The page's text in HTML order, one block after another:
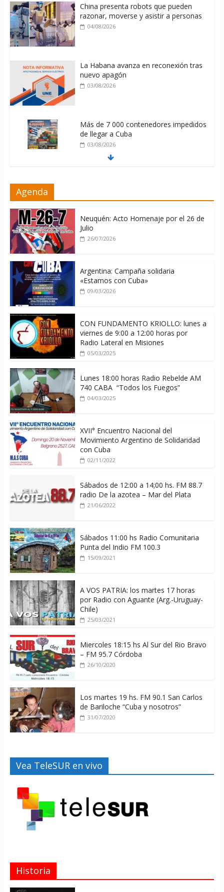
China presenta robots que pueden
razonar, moverse y asistir a personas
04/08/2026
La Habana avanza en reconexión tras
nuevo apagón
03/08/2026
Más de 7 000 contenedores impedidos
de llegar a Cuba
03/08/2026
04/08/2026
Agenda
Neuquén: Acto Homenaje por el 26 de
Julio
26/07/2026
Argentina: Campaña solidaria
«Estamos con Cuba»
09/03/2026
CON FUNDAMENTO KRIOLLO: lunes a
viernes de 9:00 a 12:00 horas por
Radio Lateral en Misiones
05/03/2025
Lunes 18:00 horas Radio Rebelde AM
740 CABA “Todos los Fuegos”
04/03/2025
XVII° Encuentro Nacional del
Movimiento Argentino de Solidaridad
con Cuba
02/11/2022
Sábados de 12:00 a 14;00 hs. FM 88.7
radio De la azotea – Mar del Plata
21/06/2022
Sábados 11:00 hs Radio Comunitaria
Punta del Indio FM 100.3
15/09/2021
A VOS PATRIA: los martes 17 horas
por Radio con Aguante (Arg.-Uruguay-
Chile)
25/03/2021
Miercoles 18:15 hs Al Sur del Rio Bravo
– FM 95.7 Córdoba
26/10/2020
Los martes 19 hs. FM 90.1 San Carlos
de Bariloche “Cuba y nosotros”
31/07/2020
Vea TeleSUR en vivo
Historia